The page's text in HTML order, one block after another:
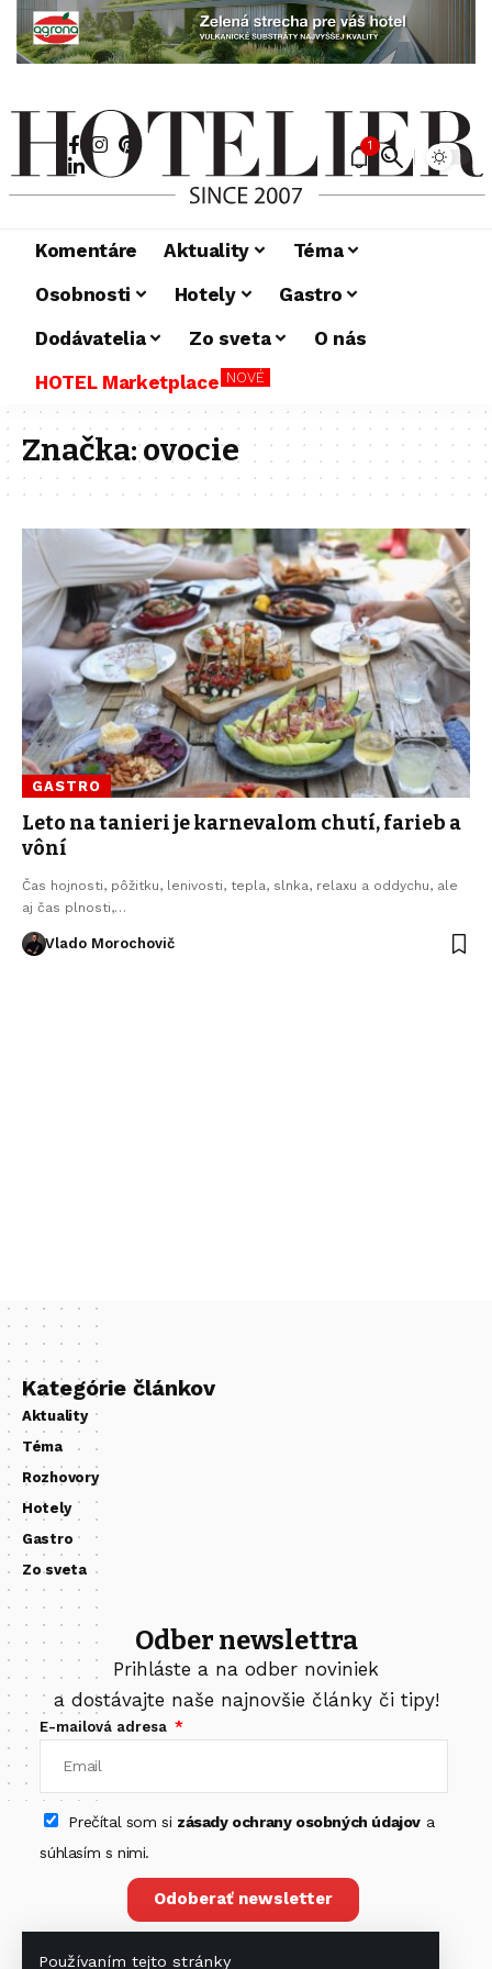
Používaním tejto stránky
1
Komentáre Aktuality
Téma
Osobnosti
Hotely
Gastro
Dodávatelia
Zo sveta
O nás
HOTEL Marketplace NOVÉ
Značka:ovocie
GASTRO
Leto na tanieri je karnevalom chutí, farieb a
vôní
Čas hojnosti, pôžitku, lenivosti, tepla, slnka, relaxu a oddychu, ale
aj čas plnosti,…
Vlado Morochovič
Kategórie článkov
Aktuality
Téma
Rozhovory
Hotely
Gastro
Zo sveta
Odber newslettra
Prihláste a na odber noviniek
a dostávajte naše najnovšie články či tipy!
E-mailová adresa
Prečítal som si zásady ochrany osobných údajova
súhlasím s nimi.
Odoberať newsletter